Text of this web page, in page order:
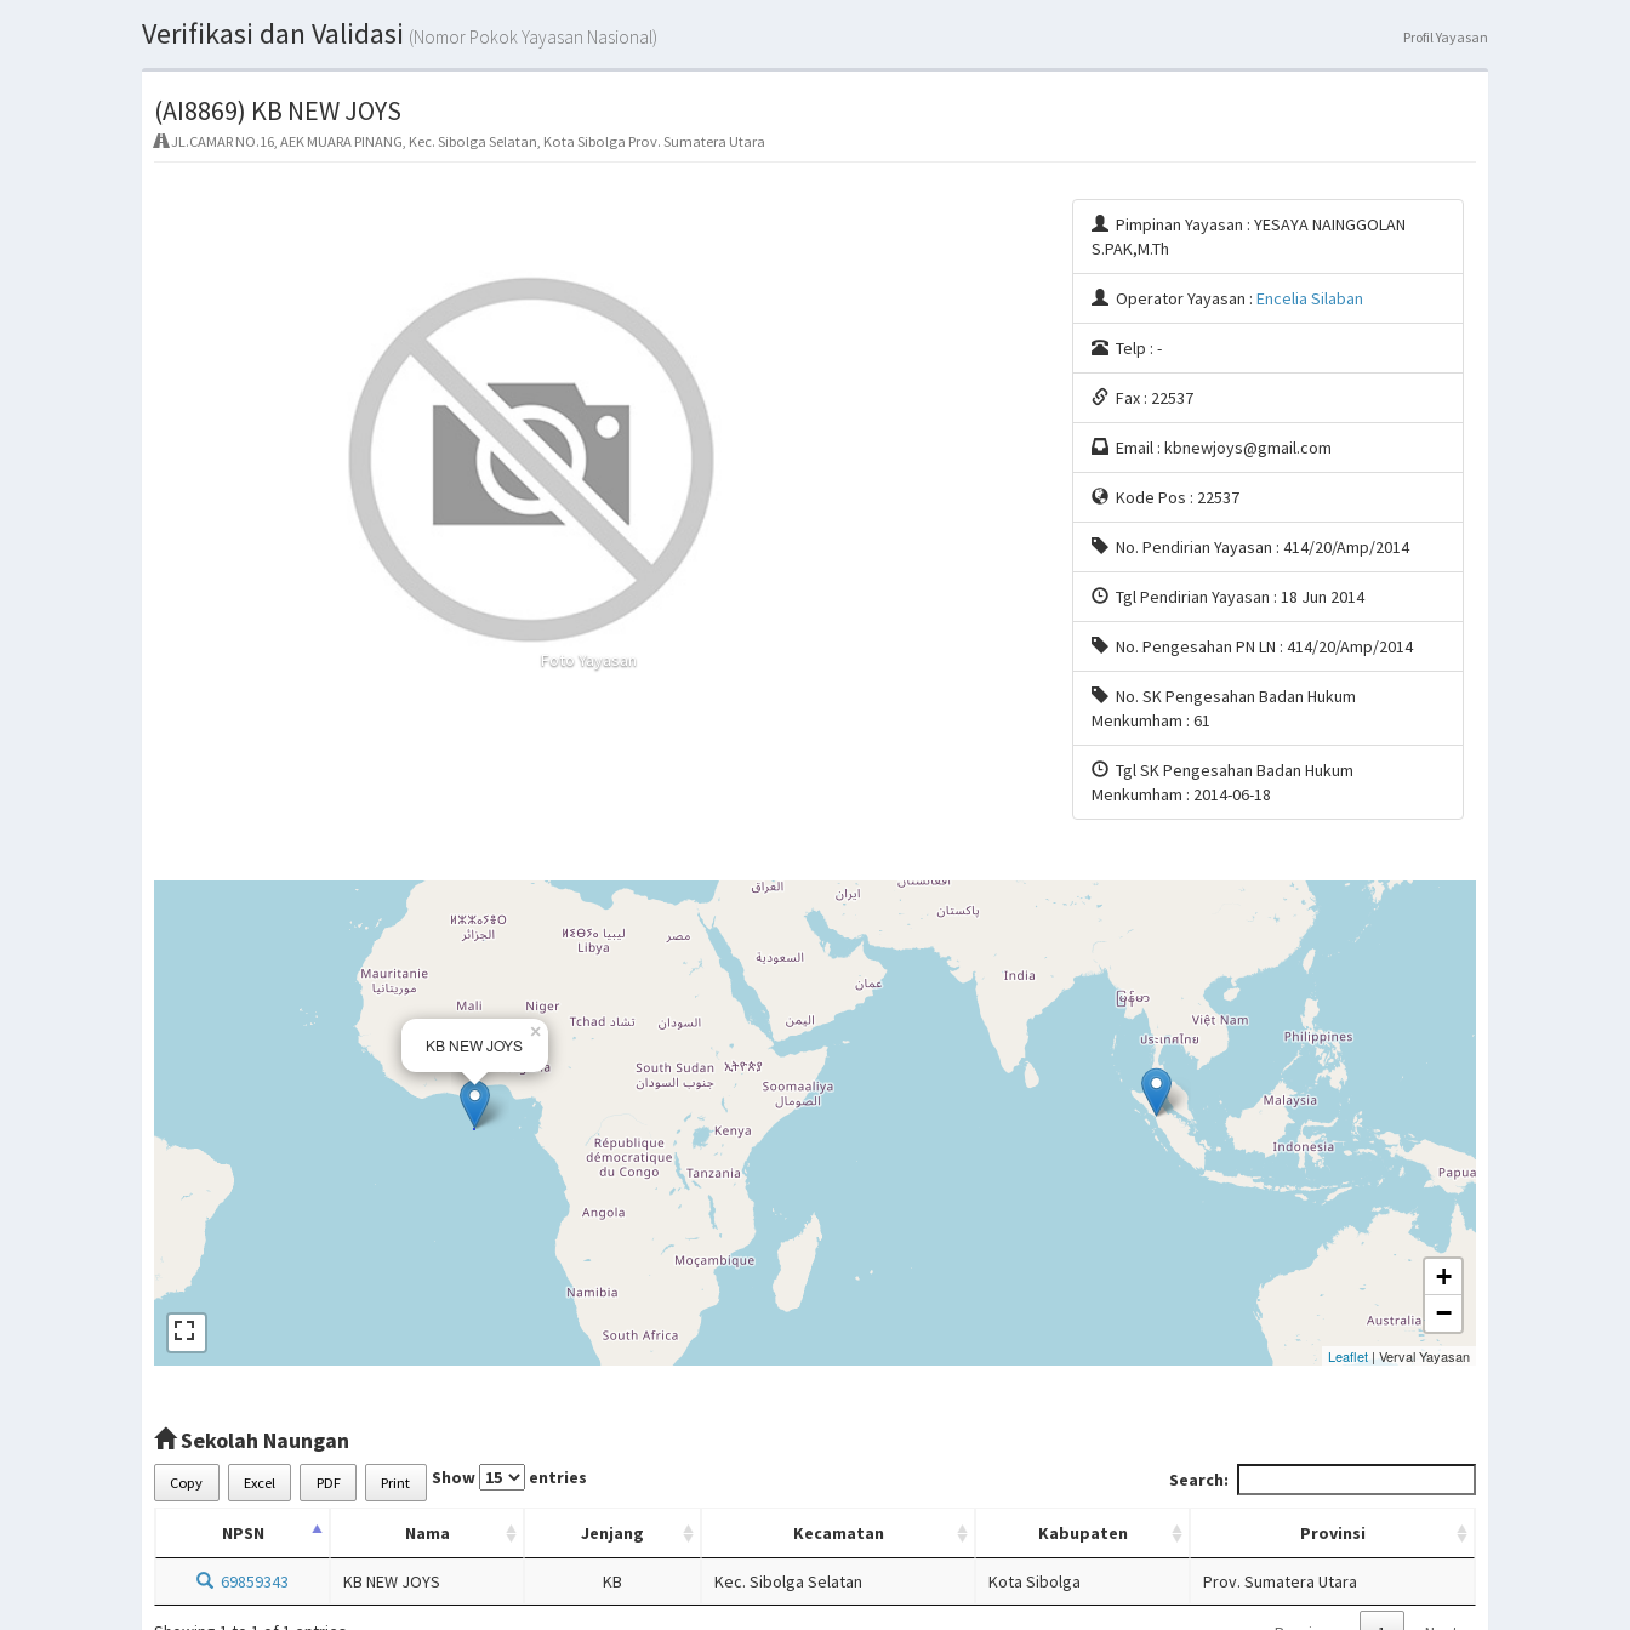
Verifikasi dan Validasi (Nomor Pokok Yayasan Nasional) Profil Yayasan
(AI8869) KB NEW JOYS
JL.CAMAR NO.16, AEK MUARA PINANG, Kec. Sibolga Selatan, Kota Sibolga Prov. Sumatera Utara
Foto Yayasan
Pimpinan Yayasan : YESAYA NAINGGOLAN
S.PAK,M.Th
Operator Yayasan : Encelia Silaban
Telp : -
Fax : 22537
Email : kbnewjoys@gmail.com
Kode Pos : 22537
No. Pendirian Yayasan : 414/20/Amp/2014
Tgl Pendirian Yayasan : 18 Jun 2014
No. Pengesahan PN LN : 414/20/Amp/2014
No. SK Pengesahan Badan Hukum
Menkumham : 61
Tgl SK Pengesahan Badan Hukum
Menkumham : 2014-06-18
KB NEW JOYS
×
+
−
Leaflet | Verval Yayasan
Sekolah Naungan
Copy Excel PDF Print Show entries Search:
NPSN Nama Jenjang Kecamatan Kabupaten Provinsi
69859343 KB NEW JOYS KB Kec. Sibolga Selatan Kota Sibolga Prov. Sumatera Utara